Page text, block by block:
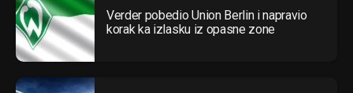
Verder pobedio Union Berlin i napravio
korak ka izlasku iz opasne zone